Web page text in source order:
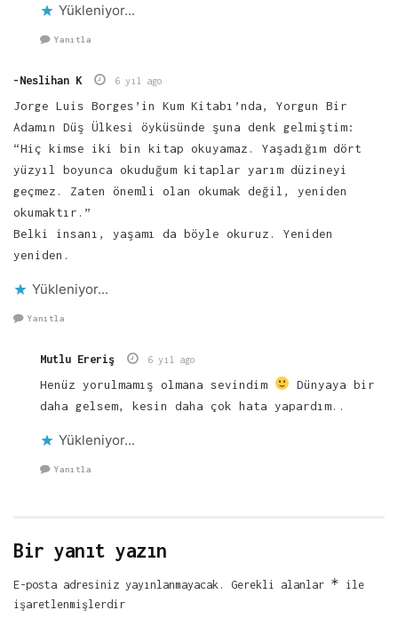
Yükleniyor...
Yanıtla
-Neslihan K 6 yıl ago
Jorge Luis Borges’in Kum Kitabı’nda, Yorgun Bir
Adamın Düş Ülkesi öyküsünde şuna denk gelmiştim:
“Hiç kimse iki bin kitap okuyamaz. Yaşadığım dört
yüzyıl boyunca okuduğum kitaplar yarım düzineyi
geçmez. Zaten önemli olan okumak değil, yeniden
okumaktır.”
Belki insanı, yaşamı da böyle okuruz. Yeniden
yeniden.
Yükleniyor...
Yanıtla
Mutlu Ereriş 6 yıl ago
Henüz yorulmamış olmana sevindim
Dünyaya bir
daha gelsem, kesin daha çok hata yapardım..
Yükleniyor...
Yanıtla
Bir yanıt yazın
E-posta adresiniz yayınlanmayacak. Gerekli alanlar * ile
işaretlenmişlerdir